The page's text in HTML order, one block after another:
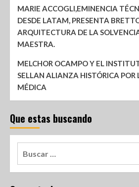
MARIE ACCOGLI,EMINENCIA
DESDE LATAM, PRESENTA
ARQUITECTURA DE LA
MAESTRA.
MELCHOR OCAMPO Y EL
SELLAN ALIANZA HISTÓRICA POR
MÉDICA
Que estas buscando